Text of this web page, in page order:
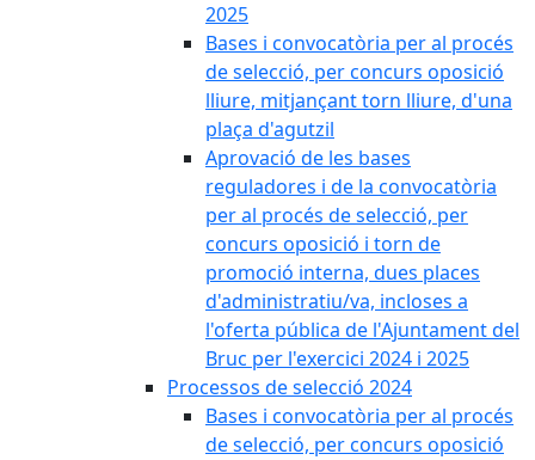
2025
Bases i convocatòria per al procés
de selecció, per concurs oposició
lliure, mitjançant torn lliure, d'una
plaça d'agutzil
Aprovació de les bases
reguladores i de la convocatòria
per al procés de selecció, per
concurs oposició i torn de
promoció interna, dues places
d'administratiu/va, incloses a
l'oferta pública de l'Ajuntament del
Bruc per l'exercici 2024 i 2025
Processos de selecció 2024
Bases i convocatòria per al procés
de selecció, per concurs oposició